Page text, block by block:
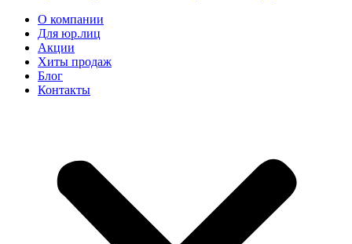
О компании
Для юр.лиц
Акции
Хиты продаж
Блог
Контакты